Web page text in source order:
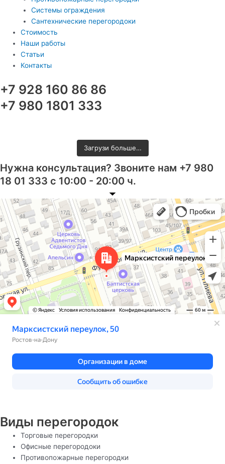
Системы ограждения
Сантехнические перегородоки
Стоимость
Наши работы
Статьи
Контакты
+7 928 160 86 86
+7 980 1801 333
Загрузи больше…
Нужна консультация? Звоните нам +7 980
18 01 333 с 10:00 - 20:00 ч.
Ростов‑на‑Дону
Фурмановская улица, 96 на карте Ростова‑на‑Дону — Яндекс Карты
Виды перегородок
Торговые перегородки
Офисные перегородоки
Противопожарные перегородки